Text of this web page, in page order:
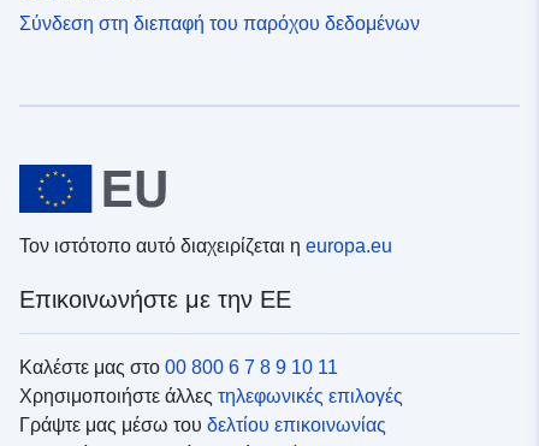
Σύνδεση στη διεπαφή του παρόχου δεδομένων
Τον ιστότοπο αυτό διαχειρίζεται η europa.eu
Επικοινωνήστε με την ΕΕ
Καλέστε μας στο 00 800 6 7 8 9 10 11
Χρησιμοποιήστε άλλες τηλεφωνικές επιλογές
Γράψτε μας μέσω του δελτίου επικοινωνίας